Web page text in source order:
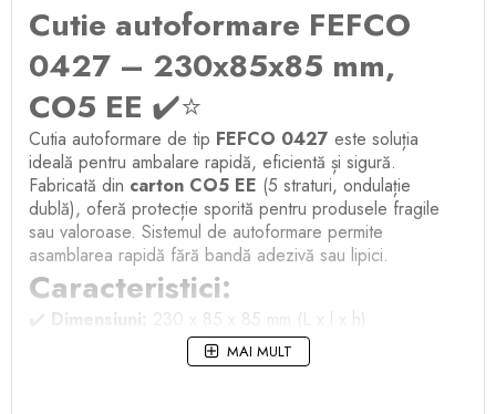
Cutie autoformare FEFCO
0427 – 230x85x85 mm,
CO5 EE ✔️⭐
Cutia autoformare de tip FEFCO 0427 este soluția
ideală pentru ambalare rapidă, eficientă și sigură.
Fabricată din carton CO5 EE (5 straturi, ondulație
dublă), oferă protecție sporită pentru produsele fragile
sau valoroase. Sistemul de autoformare permite
asamblarea rapidă fără bandă adezivă sau lipici.
Caracteristici:
✔️ Dimensiuni: 230 x 85 x 85 mm (L x l x h)
CO5 EE (carton ondulat, 5 straturi,
MAI MULT